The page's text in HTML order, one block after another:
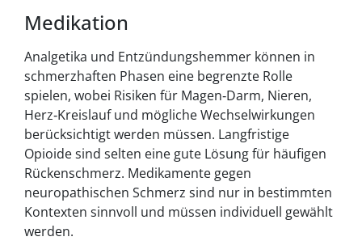
Medikation
Analgetika und Entzündungshemmer können in
schmerzhaften Phasen eine begrenzte Rolle
spielen, wobei Risiken für Magen‑Darm, Nieren,
Herz‑Kreislauf und mögliche Wechselwirkungen
berücksichtigt werden müssen. Langfristige
Opioide sind selten eine gute Lösung für häufigen
Rückenschmerz. Medikamente gegen
neuropathischen Schmerz sind nur in bestimmten
Kontexten sinnvoll und müssen individuell gewählt
werden.